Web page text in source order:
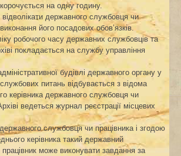
на одну годину.
державного службовця чи
його посадових обов’язків.
робочого часу державних службовців та
покладається на службу управління
будівлі державного органу у
питань відбувається з відома
керівника державного службовця чи
ведеться журнал реєстрації місцевих
державного службовця чи працівника і згодою
керівника такий державний
може виконувати завдання за